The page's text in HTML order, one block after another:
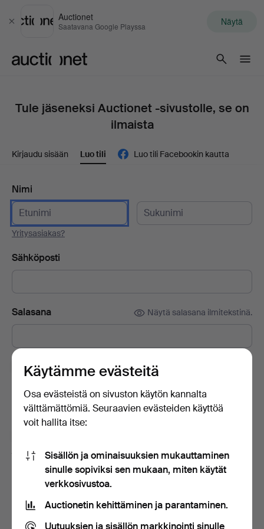
Sulje
Auctionet
Saatavana Google Playssa Näytä
Tule jäseneksi Auctionet -sivustolle, se on
ilmaista
Kirjaudu sisään Luo tili Luo tili Facebookin kautta
Nimi
Yritysasiakas?
Sähköposti
Salasana Näytä salasana ilmitekstinä.
Tilaa Auctionet -sivuston uutiskirje.
esineitä ja inspiraatiota. Jos muutat mielesi, voit helposti
lopettaa tilauksen.
myyntiehdot
sekä vahvistan lukeneeni
tietosuojakäytännön .
Luo tili
Käytämme evästeitä
Osa evästeistä on sivuston käytön kannalta
välttämättömiä. Seuraavien evästeiden käyttöä
voit hallita itse:
Sisällön ja ominaisuuksien mukauttaminen
sinulle sopiviksi sen mukaan, miten käytät
verkkosivustoa.
Auctionetin kehittäminen ja parantaminen.
Uutuuksien ja sisällön markkinointi sinulle